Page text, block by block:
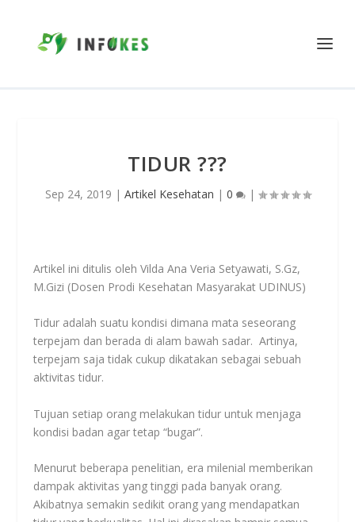
TIDUR ???
Sep 24, 2019 | Artikel Kesehatan | 0 |
Artikel ini ditulis oleh Vilda Ana Veria Setyawati, S.Gz,
M.Gizi (Dosen Prodi Kesehatan Masyarakat UDINUS)
Tidur adalah suatu kondisi dimana mata seseorang
terpejam dan berada di alam bawah sadar. Artinya,
terpejam saja tidak cukup dikatakan sebagai sebuah
aktivitas tidur.
Tujuan setiap orang melakukan tidur untuk menjaga
kondisi badan agar tetap “bugar”.
Menurut beberapa penelitian, era milenial memberikan
dampak aktivitas yang tinggi pada banyak orang.
Akibatnya semakin sedikit orang yang mendapatkan